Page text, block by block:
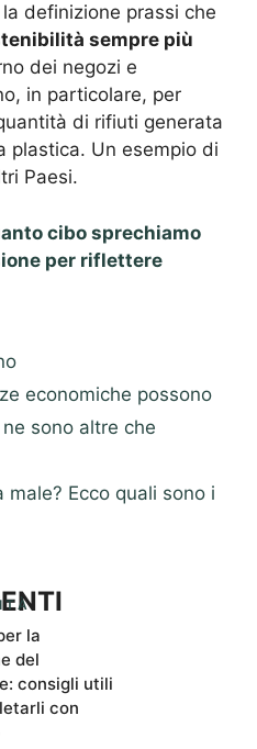
definizione prassi che
sempre più
dei negozi e
in particolare, per
di rifiuti generata
plastica. Un esempio di
Paesi.
cibo sprechiamo
per riflettere
economiche possono
sono altre che
Ecco quali sono i
la
del
consigli utili
con